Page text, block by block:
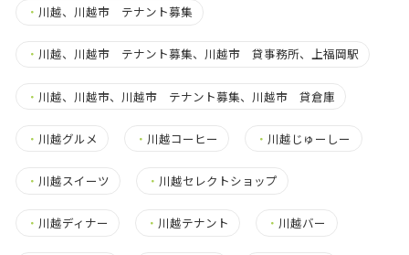
・ 川越、川越市 テナント募集
・ 川越、川越市 テナント募集、川越市 貸事務所、上福岡駅
・ 川越、川越市、川越市 テナント募集、川越市 貸倉庫
・ 川越グルメ ・ 川越コーヒー ・ 川越じゅーしー
・ 川越スイーツ ・ 川越セレクトショップ
・ 川越ディナー ・ 川越テナント ・ 川越バー